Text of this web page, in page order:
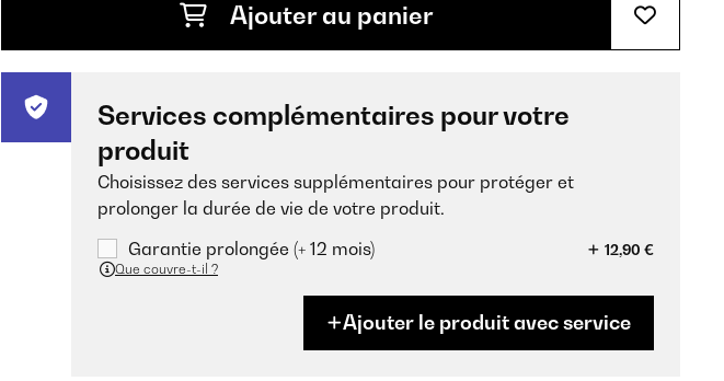
Ajouter au panier
Services complémentaires pour votre
produit
Choisissez des services supplémentaires pour protéger et
prolonger la durée de vie de votre produit.
Garantie prolongée (+ 12 mois)
12,90 €
Que couvre-t-il ?
Ajouter le produit avec service